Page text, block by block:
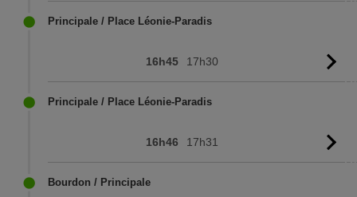
Principale / Place Léonie-Paradis
16h45 17h30
Principale / Place Léonie-Paradis
16h46 17h31
Bourdon / Principale